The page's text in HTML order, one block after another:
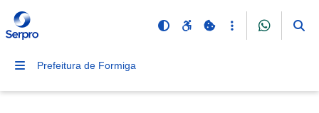
Prefeitura de Formiga